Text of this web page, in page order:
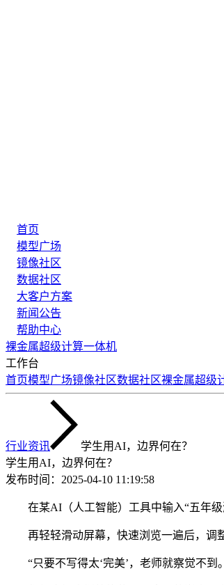
首页
模型广场
镜像社区
数据社区
大客户方案
新闻公告
帮助中心
裸金属超级计算一体机
工作台
首页模型广场镜像社区数据社区裸金属超级
行业资讯
学生用AI，边界何在？
学生用AI，边界何在？
发布时间： 2025-04-10 11:19:58
在某AI（人工智能）工具中输入“五年级
再轻轻滑动屏幕，快速浏览一遍后，调整
“只要不写得太‘完美’，老师就察觉不到